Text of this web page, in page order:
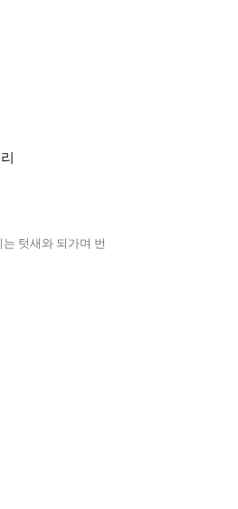
텃새와 되가며 번